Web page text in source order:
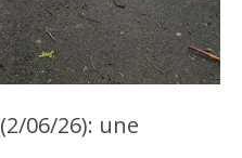
06/26): une